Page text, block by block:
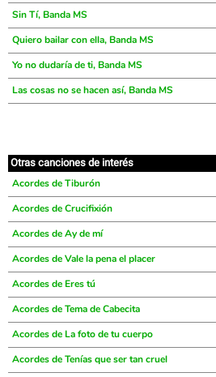
Sin Tí, Banda MS
Quiero bailar con ella, Banda MS
Yo no dudaría de ti, Banda MS
Las cosas no se hacen así, Banda MS
Otras canciones de interés
Acordes de Tiburón
Acordes de Crucifixión
Acordes de Ay de mí
Acordes de Vale la pena el placer
Acordes de Eres tú
Acordes de Tema de Cabecita
Acordes de La foto de tu cuerpo
Acordes de Tenías que ser tan cruel